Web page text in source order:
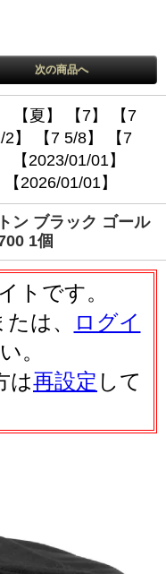
次の商品へ
【夏】 【7】
【7
2】 【7 5/8】
【7
【2023/01/01】
【2026/01/01】
ン ブラック ゴール
1個
トです。
は、
ログイ
。
は再設定 して